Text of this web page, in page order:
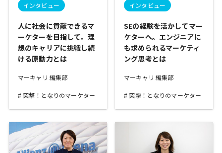
インタビュー
人に社会に貢献できるマ
ーケターを目指して。理
想のキャリアに挑戦し続
ける原動力とは
マーキャリ 編集部
突撃！となりのマーケター
インタビュー
SEの経験を活かしてマー
ケターへ。エンジニアに
も求められるマーケティ
ング思考とは
マーキャリ 編集部
突撃！となりのマーケター